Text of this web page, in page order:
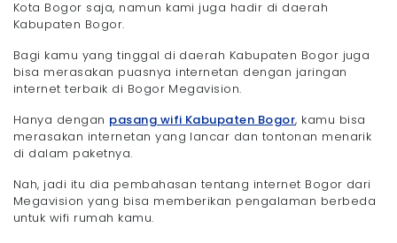
Kota Bogor saja, namun kami juga hadir di daerah
Kabupaten Bogor.
Bagi kamu yang tinggal di daerah Kabupaten Bogor juga
bisa merasakan puasnya internetan dengan jaringan
internet terbaik di Bogor Megavision.
Hanya dengan pasang wifi Kabupaten Bogor, kamu bisa
merasakan internetan yang lancar dan tontonan menarik
di dalam paketnya.
Nah, jadi itu dia pembahasan tentang internet Bogor dari
Megavision yang bisa memberikan pengalaman berbeda
untuk wifi rumah kamu.